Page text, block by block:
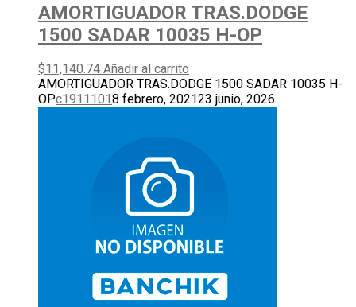
AMORTIGUADOR TRAS.DODGE
1500 SADAR 10035 H-OP
$11,140.74 Añadir al carrito
AMORTIGUADOR TRAS.DODGE 1500 SADAR 10035 H-
OPc1911101 8 febrero, 202123 junio, 2026